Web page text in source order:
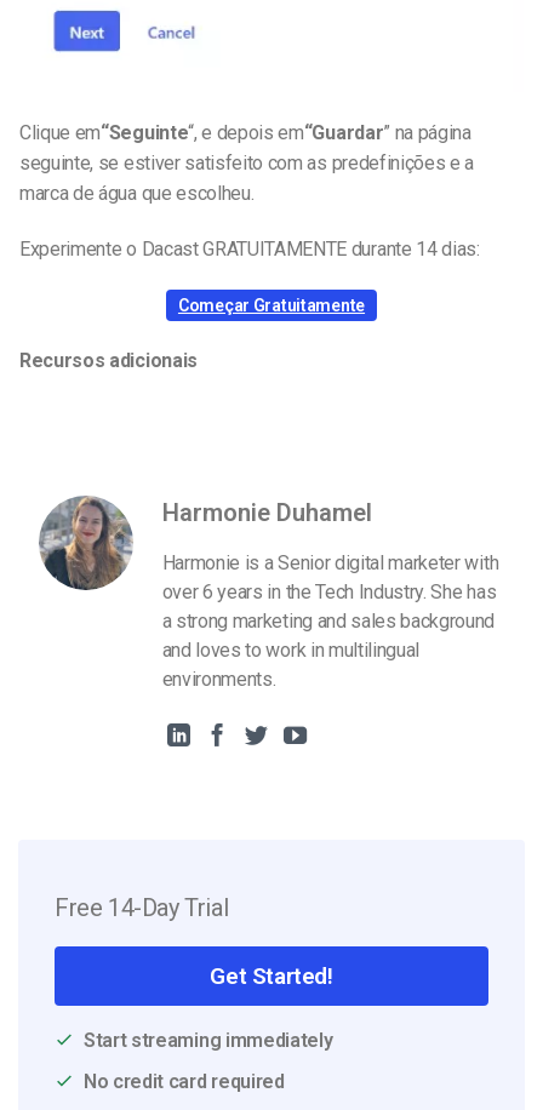
Clique em“Seguinte“,e depois em“Guardar” na página
seguinte, se estiver satisfeito com as predefinições e a
marca de água que escolheu.
Experimente o Dacast GRATUITAMENTE durante 14 dias:
Começar Gratuitamente
Recursos adicionais
Harmonie Duhamel
Harmonie is a Senior digital marketer with
over 6 years in the Tech Industry. She has
a strong marketing and sales background
and loves to work in multilingual
environments.
Free 14-Day Trial
Get Started!
Start streaming immediately
No credit card required